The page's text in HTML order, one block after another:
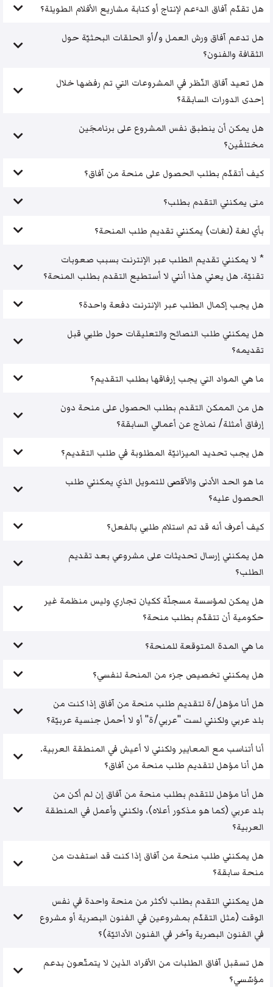
هل تقدّم آفاق الدَّعم لإنتاج أو كتابة مشاريع الأفلام الطويلة؟
هل تدعم آفاق ورش العمل و/أو الحلقات البحثيّة حول
الثقافة والفنون؟
هل تعيد آفاق النّظر في المشروعات التي تم رفضها خلال
إحدى الدورات السابقة؟
هل يمكن أن ينطبق نفس المشروع على برنامجَين
مختلفَين؟
كيف أتقدّم بطلب الحصول على منحة من آفاق؟
متى يمكنني التقدم بطلب؟
بأي لغة (لغات) يمكنني تقديم طلب المنحة؟
* لا يمكنني تقديم الطلب عبر الإنترنت بسبب صعوبات
تقنيّة. هل يعني هذا أنني لا أستطيع التقدم بطلب المنحة؟
هل يجب إكمال الطلب عبر الإنترنت دفعة واحدة؟
هل يمكنني طلب النصائح والتعليقات حول طلبي قبل
تقديمه؟
ما هي المواد التي يجب إرفاقها بطلب التقديم؟
هل من الممكن التقدم بطلب الحصول على منحة دون
إرفاق أمثلة/ نماذج عن أعمالي السابقة؟
هل يجب تحديد الميزانيّة المطلوبة في طلب التقديم؟
ما هو الحد الأدنى والأقصى للتمويل الذي يمكنني طلب
الحصول عليه؟
كيف أعرف أنه قد تم استلام طلبي بالفعل؟
هل يمكنني إرسال تحديثات على مشروعي بعد تقديم
الطلب؟
هل يمكن لمؤسسة مسجلّة ككيان تجاري وليس منظمة غير
حكومية أن تتقدّم بطلب منحة؟
ما هي المدة المتوقعة للمنحة؟
هل يمكنني تخصيص جزء من المنحة لنفسي؟
هل أنا مؤهل/ة لتقديم طلب منحة من آفاق إذا كنت من
بلد عربي ولكنني لست "عربي/ة" أو لا أحمل جنسية عربيّة؟
أنا أتناسب مع المعايير ولكنني لا أعيش في المنطقة العربية.
هل أنا مؤهل لتقديم طلب منحة من آفاق؟
هل أنا مؤهل للتقدم بطلب منحة من آفاق إن لم أكن من
بلد عربي (كما هو مذكور أعلاه)، ولكنني وأعمل في المنطقة
العربية؟
هل يمكنني طلب منحة من آفاق إذا كنت قد استفدت من
منحة سابقة؟
هل يمكنني التقدم بطلب لأكثر من منحة واحدة في نفس
الوقت (مثل التقدّم بمشروعين في الفنون البصرية أو مشروع
في الفنون البصرية وآخر في الفنون الأدائيّة)؟
هل تسقبل آفاق الطلبات من الأفراد الذين لا يتمتّعون بدعم
مؤسّسي؟